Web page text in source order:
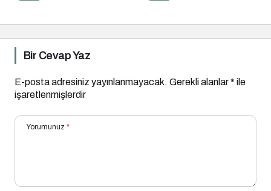
Bir Cevap Yaz
E-posta adresiniz yayınlanmayacak. Gerekli alanlar* ile
işaretlenmişlerdir
Yorumunuz *